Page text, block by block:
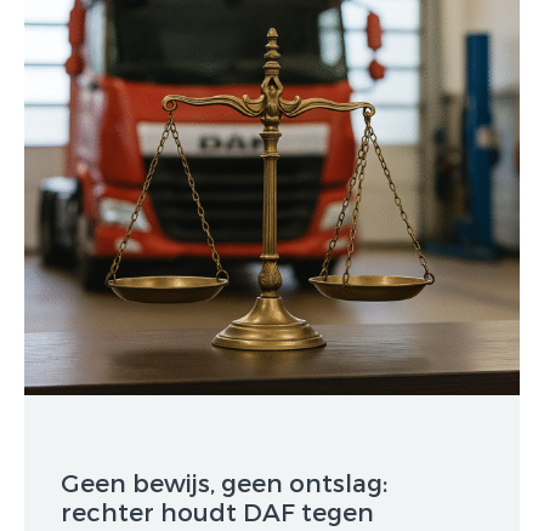
Geen bewijs, geen ontslag:
rechter houdt DAF tegen